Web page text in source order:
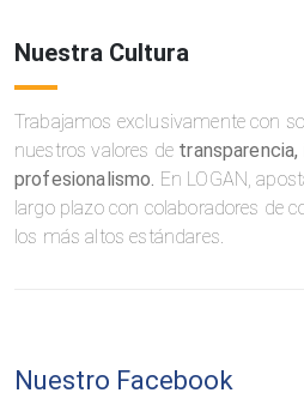
Nuestra Cultura
Trabajamos exclusivamente con
nuestros valores de
profesionalismo. En LOGAN,
largo plazo con colaboradores de
los más altos estándares.
Nuestro Facebook